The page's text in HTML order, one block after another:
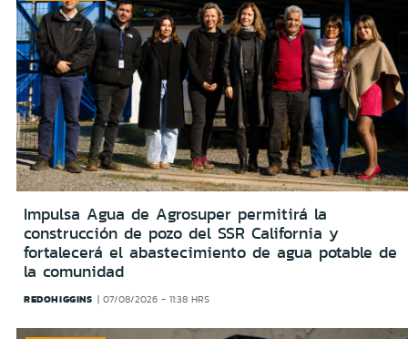
Impulsa Agua de Agrosuper permitirá la
construcción de pozo del SSR California y
fortalecerá el abastecimiento de agua potable de
la comunidad
REDOHIGGINS 07/08/2026 - 11:38 HRS